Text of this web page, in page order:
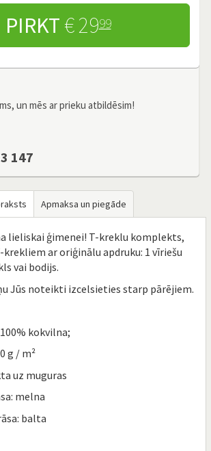
PIRKT € 2999
un mēs ar prieku atbildēsim!
147
Apmaksa un piegāde
lieliskai ģimenei! T-kreklu komplekts,
krekliem ar oriģinālu apdruku: 1 vīriešu
vai bodijs.
Jūs noteikti izcelsieties starp pārējiem.
kokvilna;
g / m²
uz muguras
melna
balta